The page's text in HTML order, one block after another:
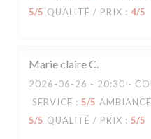
5/5 QUALITÉ / PRIX : 4/5
Marie claireC
2026-06-26 - 20:30 -
SERVICE : 5/5 AMBIANCE
5/5 QUALITÉ / PRIX : 5/5